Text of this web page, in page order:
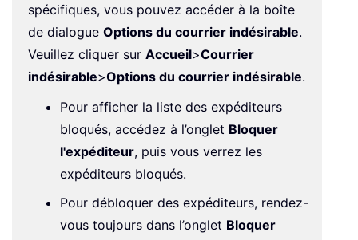
spécifiques, vous pouvez accéder à la boîte
de dialogue Options du courrier indésirable.
Veuillez cliquer sur Accueil>Courrier
indésirable>Options du courrier indésirable.
Pour afficher la liste des expéditeurs
bloqués, accédez à l’onglet Bloquer
l'expéditeur, puis vous verrez les
expéditeurs bloqués.
Pour débloquer des expéditeurs, rendez-
vous toujours dans l’onglet Bloquer